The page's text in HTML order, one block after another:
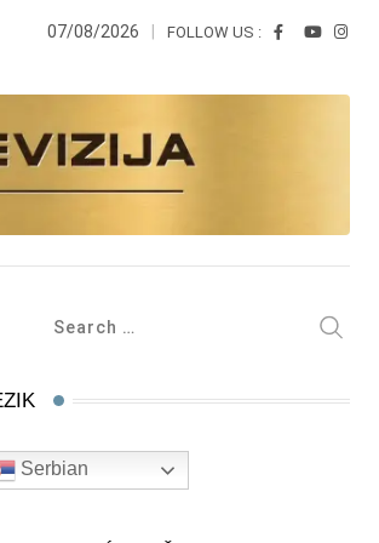
07/08/2026 FOLLOW US :
Serbian